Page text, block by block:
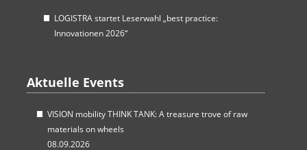
LOGISTRA startet Leserwahl „best practice:
Innovationen 2026“
Aktuelle Events
VISION mobility THINK TANK: A treasure trove of raw
materials on wheels
08.09.2026